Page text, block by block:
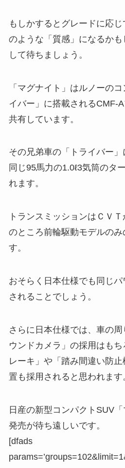
もしかするとグレードに応
のような「質感」になるか
して待ちましょう。
「マグナイト」はルノーの
イバー」に搭載されるCMF-
共有しています。
その兄弟車の「トライバー
同じ95馬力の1.0ℓ3気筒のタ
れます。
トランスミッションはＣＶ
のところ前輪駆動モデルの
す。
おそらく日本仕様でも同じ
されることでしょう。
さらに日本仕様では、車の
ウンドカメラ」の採用はも
レーキ」や「踏み間違い防
置も採用されると思われます
日産の新型コンパクトSUV
発売が待ち遠しいです。
[dfads